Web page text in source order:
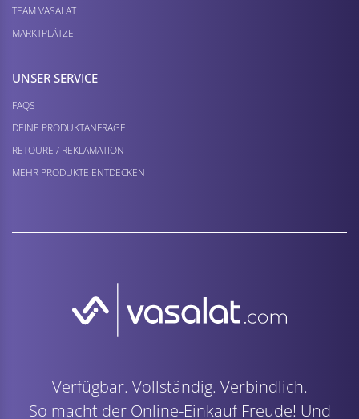
TEAM VASALAT
MARKTPLÄTZE
UNSER SERVICE
FAQS
DEINE PRODUKTANFRAGE
RETOURE / REKLAMATION
MEHR PRODUKTE ENTDECKEN
Verfügbar. Vollständig. Verbindlich.
So macht der Online-Einkauf Freude! Und